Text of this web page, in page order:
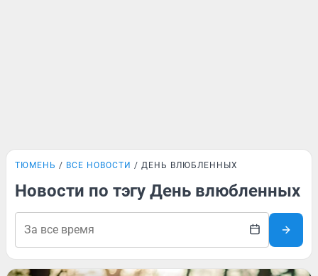
ТЮМЕНЬ ВСЕ НОВОСТИ ДЕНЬ ВЛЮБЛЕННЫХ
Новости по тэгу День влюбленных